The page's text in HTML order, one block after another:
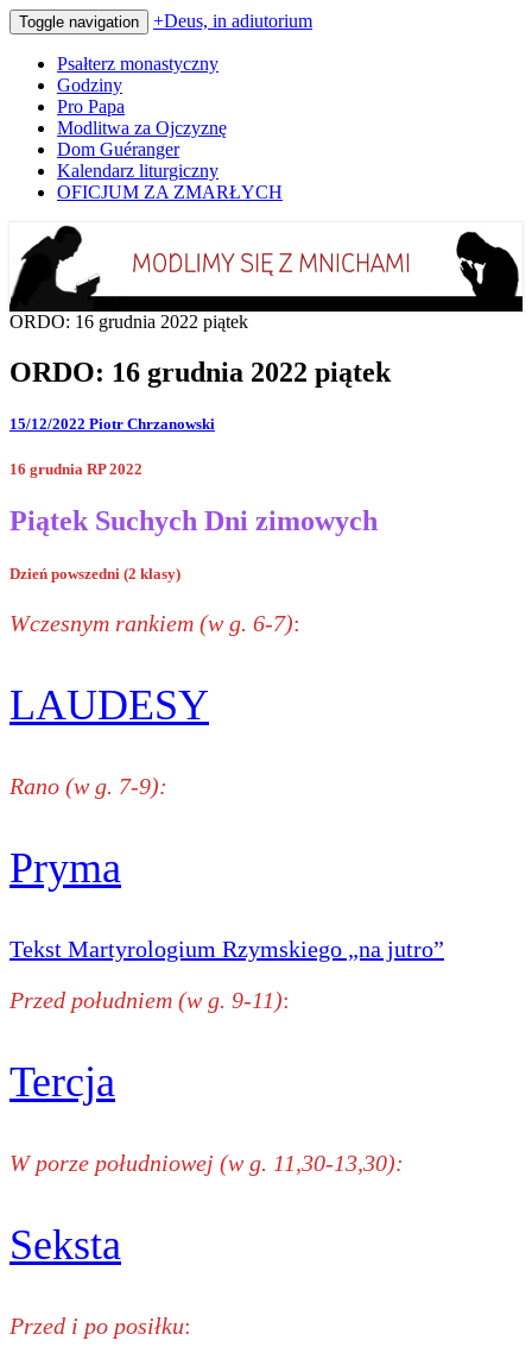
Toggle navigation +Deus, in adiutorium
Psałterz monastyczny
Godziny
Pro Papa
Modlitwa za Ojczyznę
Dom Guéranger
Kalendarz liturgiczny
OFICJUM ZA ZMARŁYCH
+Deus, in adiutorium
Codziennie modlimy się z mnichami
ORDO: 16 grudnia 2022 piątek
ORDO: 16 grudnia 2022 piątek
15/12/2022 Piotr Chrzanowski
16 grudnia RP 2022
Piątek Suchych Dni zimowych
Dzień powszedni (2 klasy)
Wczesnym rankiem (w g. 6-7):
LAUDESY
Rano (w g. 7-9):
Pryma
Tekst Martyrologium Rzymskiego „na jutro”
Przed południem (w g. 9-11):
Tercja
W porze południowej (w g. 11,30-13,30):
Seksta
Przed i po posiłku: